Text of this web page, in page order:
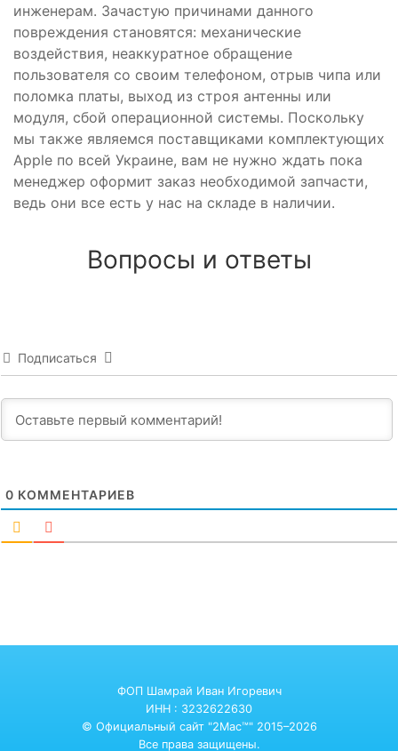
инженерам. Зачастую причинами данного
повреждения становятся: механические
воздействия, неаккуратное обращение
пользователя со своим телефоном, отрыв чипа или
поломка платы, выход из строя антенны или
модуля, сбой операционной системы. Поскольку
мы также являемся поставщиками комплектующих
Apple по всей Украине, вам не нужно ждать пока
менеджер оформит заказ необходимой запчасти,
ведь они все есть у нас на складе в наличии.
Вопросы и ответы
Подписаться
0 КОММЕНТАРИЕВ
ФОП Шамрай Иван Игоревич
ИНН : 3232622630
© Официальный сайт "2Mac™" 2015–2026
Все права защищены.